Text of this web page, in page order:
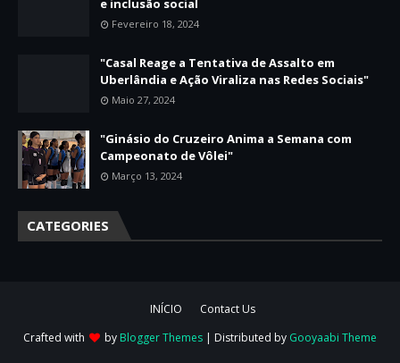
Fevereiro 18, 2024
"Casal Reage a Tentativa de Assalto em
Uberlândia e Ação Viraliza nas Redes Sociais"
Maio 27, 2024
"Ginásio do Cruzeiro Anima a Semana com
Campeonato de Vôlei"
Março 13, 2024
CATEGORIES
INÍCIO
Contact Us
Crafted with
by Blogger Themes | Distributed by Gooyaabi Theme